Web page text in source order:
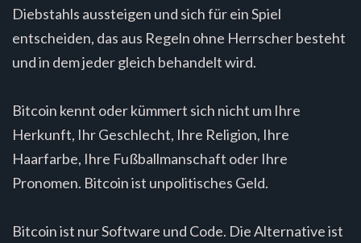
Diebstahls aussteigen und sich für ein Spiel
entscheiden, das aus Regeln ohne Herrscher besteht
und in dem jeder gleich behandelt wird.
Bitcoin kennt oder kümmert sich nicht um Ihre
Herkunft, Ihr Geschlecht, Ihre Religion, Ihre
Haarfarbe, Ihre Fußballmanschaft oder Ihre
Pronomen. Bitcoin ist unpolitisches Geld.
Bitcoin ist nur Software und Code. Die Alternative ist